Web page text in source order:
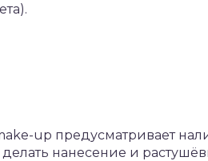
up предусматривает
нанесение и